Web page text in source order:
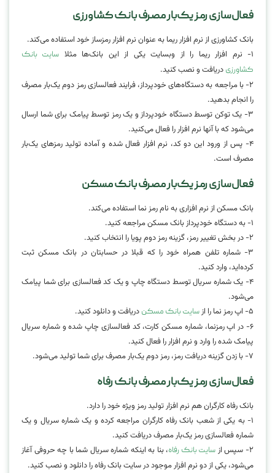
فعال‌سازی رمز یک‌بار مصرف بانک کشاورزی
بانک کشاورزی از نرم افزار ریما به عنوان نرم افزار رمزساز خود استفاده می‌کند.
۱- نرم افزار ریما را از وبسایت یکی از این بانک‌ها مثلا
سایت بانک
کشاورزی دریافت و نصب کنید.
۲- با مراجعه به دستگاه‌های خودپرداز، فرایند فعالسازی رمز دوم یک‌بار مصرف
را انجام بدهید.
۳- یک توکن توسط دستگاه خودپرداز و یک رمز توسط پیامک برای شما ارسال
می‌شود که با آنها نرم افزار را فعال می‌کنید.
۴- پس از ورود این دو کد، نرم افزار فعال شده و آماده تولید رمزهای یک‌بار
مصرف است.
فعال‌سازی رمز یک‌بار مصرف بانک مسکن
بانک مسکن از نرم افزاری به نام رمز نما استفاده می‌کند.
۱- به دستگاه خودپرداز بانک مسکن مراجعه کنید.
۲- در بخش تغییر رمز، گزینه رمز دوم پویا را انتخاب کنید.
۳- شماره تلفن همراه خود را که قبلا در حسابتان در بانک مسکن ثبت
کرده‌اید، وارد کنید.
۴- یک شماره سریال توسط دستگاه چاپ و یک کد فعالسازی برای شما پیامک
می‌شود.
۵- اپ رمز نما را از
سایت بانک مسکن دریافت و دانلود کنید.
۶- در اپ رمزنما، شماره مسکن کارت، کد فعالسازی چاپ شده و شماره سریال
پیامک شده را وارد و نرم افزار را فعال کنید.
۷- با زدن گزینه دریافت رمز، رمز دوم یک‌بار مصرف برای شما تولید می‌شود.
فعال‌سازی رمز یک‌بار مصرف بانک رفاه
بانک رفاه کارگران هم نرم افزار تولید رمز ویژه خود را دارد.
۱- به یکی از شعب بانک رفاه کارگران مراجعه کرده و یک شماره سریال و یک
شماره فعالسازی رمز یک‌بار مصرف دریافت کنید.
۲- سپس از
سایت بانک رفاه، بنا به اینکه شماره سریال شما با چه حروفی آغاز
می‌شود، یکی از دو نرم افزار موجود در سایت بانک رفاه را دانلود و نصب کنید.